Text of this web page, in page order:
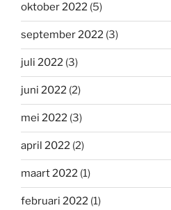
oktober 2022 (5)
september 2022 (3)
juli 2022 (3)
juni 2022 (2)
mei 2022 (3)
april 2022 (2)
maart 2022 (1)
februari 2022 (1)